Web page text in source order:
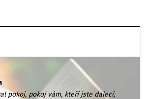
pokoj, pokoj vám, kteří jste dalecí,